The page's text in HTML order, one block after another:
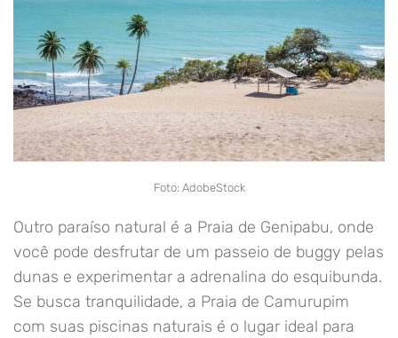
Foto: AdobeStock
Outro paraíso natural é a Praia de Genipabu, onde
você pode desfrutar de um passeio de buggy pelas
dunas e experimentar a adrenalina do esquibunda.
Se busca tranquilidade, a Praia de Camurupim
com suas piscinas naturais é o lugar ideal para